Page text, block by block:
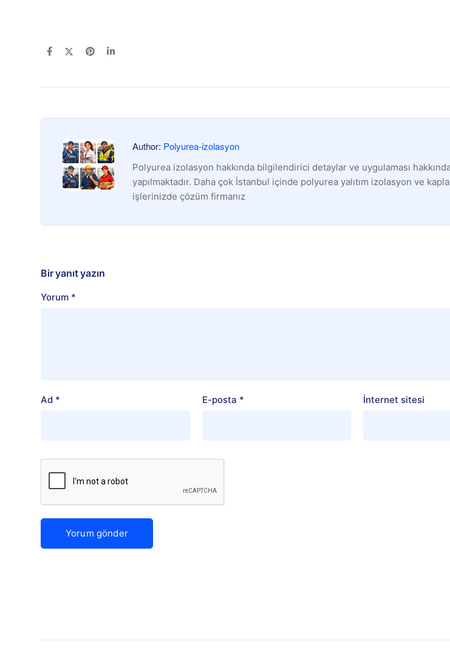
Author: Polyurea-izolasyon
Polyurea izolasyon hakkında bilgilendirici detaylar ve uygulaması
yapılmaktadır. Daha çok İstanbul içinde polyurea yalıtım izolasyon ve
işlerinizde çözüm firmanız
Bir yanıt yazın
Yorum *
Ad * E-posta * İnternet sitesi